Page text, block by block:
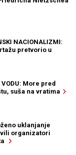
NACIONALIZMI:
pretvorio u
VODU: More pred
suša na vratima
uklanjanje
organizatori